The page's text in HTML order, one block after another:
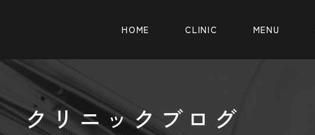
HOME CLINIC MENU
クリニックブログ